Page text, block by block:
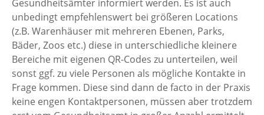
Gesundheitsämter informiert werden. Es ist auch
unbedingt empfehlenswert bei größeren Locations
(z.B. Warenhäuser mit mehreren Ebenen, Parks,
Bäder, Zoos etc.) diese in unterschiedliche kleinere
Bereiche mit eigenen QR-Codes zu unterteilen, weil
sonst ggf. zu viele Personen als mögliche Kontakte in
Frage kommen. Diese sind dann de facto in der Praxis
keine engen Kontaktpersonen, müssen aber trotzdem